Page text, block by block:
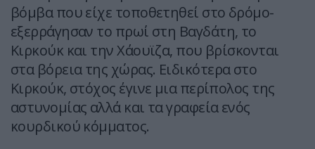
βόμβα που είχε τοποθετηθεί στο δρόμο-
εξερράγησαν το πρωί στη Βαγδάτη, το
Κιρκούκ και την Χάουϊζα, που βρίσκονται
στα βόρεια της χώρας. Ειδικότερα στο
Κιρκούκ, στόχος έγινε μια περίπολος της
αστυνομίας αλλά και τα γραφεία ενός
κουρδικού κόμματος.